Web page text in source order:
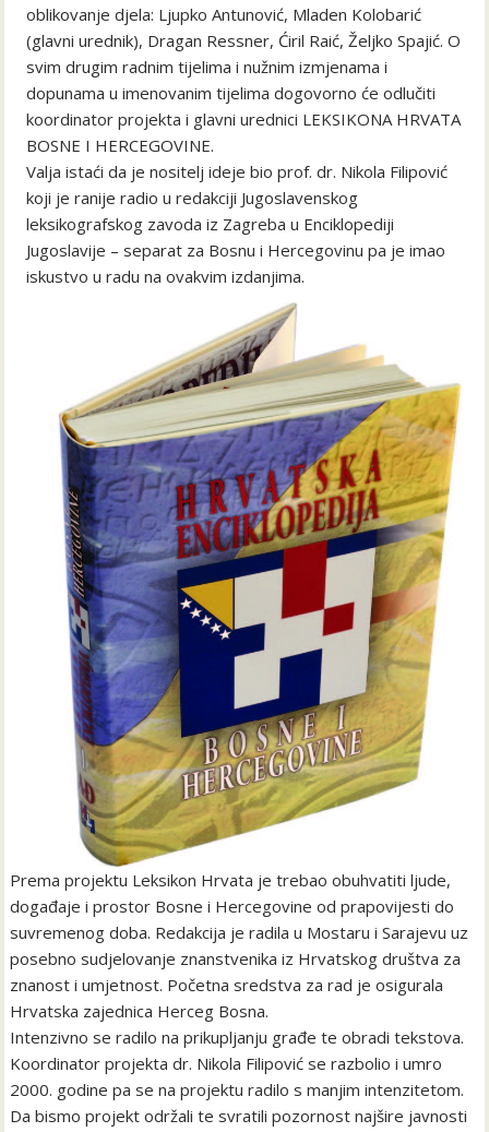
oblikovanje djela: Ljupko Antunović, Mladen Kolobarić
(glavni urednik), Dragan Ressner, Ćiril Raić, Željko Spajić. O
svim drugim radnim tijelima i nužnim izmjenama i
dopunama u imenovanim tijelima dogovorno će odlučiti
koordinator projekta i glavni urednici LEKSIKONA HRVATA
BOSNE I HERCEGOVINE.
Valja istaći da je nositelj ideje bio prof. dr. Nikola Filipović
koji je ranije radio u redakciji Jugoslavenskog
leksikografskog zavoda iz Zagreba u Enciklopediji
Jugoslavije – separat za Bosnu i Hercegovinu pa je imao
iskustvo u radu na ovakvim izdanjima.
Prema projektu Leksikon Hrvata je trebao obuhvatiti ljude,
događaje i prostor Bosne i Hercegovine od prapovijesti do
suvremenog doba. Redakcija je radila u Mostaru i Sarajevu uz
posebno sudjelovanje znanstvenika iz Hrvatskog društva za
znanost i umjetnost. Početna sredstva za rad je osigurala
Hrvatska zajednica Herceg Bosna.
Intenzivno se radilo na prikupljanju građe te obradi tekstova.
Koordinator projekta dr. Nikola Filipović se razbolio i umro
2000. godine pa se na projektu radilo s manjim intenzitetom.
Da bismo projekt održali te svratili pozornost najšire javnosti